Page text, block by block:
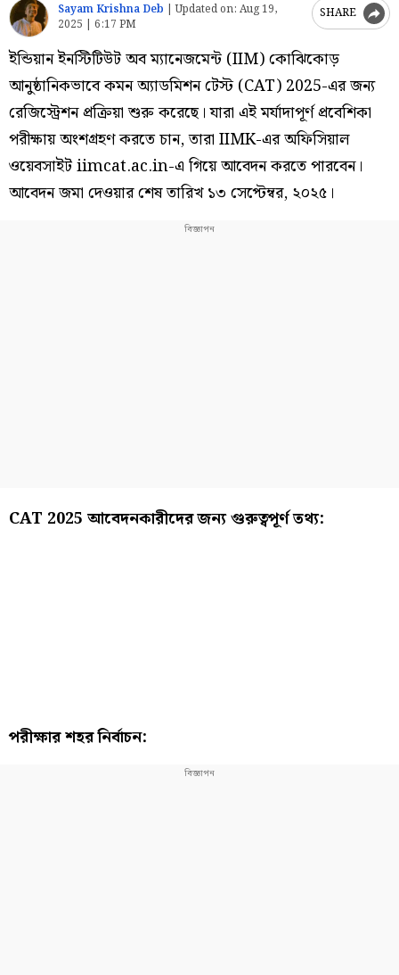
Sayam Krishna Deb |Updated on: Aug 19,
2025 | 6:17 PM
SHARE
ইন্ডিয়ান ইনস্টিটিউট অব ম্যানেজমেন্ট (IIM) কোঝিকোড়
আনুষ্ঠানিকভাবে কমন অ্যাডমিশন টেস্ট (CAT) 2025-এর জন্য
রেজিস্ট্রেশন প্রক্রিয়া শুরু করেছে। যারা এই মর্যাদাপূর্ণ প্রবেশিকা
পরীক্ষায় অংশগ্রহণ করতে চান, তারা IIMK-এর অফিসিয়াল
ওয়েবসাইট iimcat.ac.in-এ গিয়ে আবেদন করতে পারবেন।
আবেদন জমা দেওয়ার শেষ তারিখ ১৩ সেপ্টেম্বর, ২০২৫।
CAT 2025 আবেদনকারীদের জন্য গুরুত্বপূর্ণ তথ্য:
পরীক্ষার শহর নির্বাচন: